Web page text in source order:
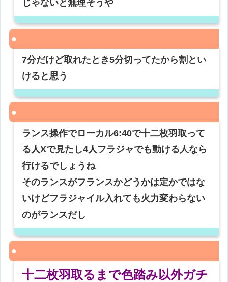
じゃないと無理そうや
7分だけど取れたとき5分切ってたから割とい
けると思う
ランス操作でローカル6:40で十二枚羽取って
る人Xで見たし4人フラジャでも動ける人なら
行けるでしょうね
そのランスがフランスかどうかは定かではな
いけどフラジャイル入れても火力変わらない
のがランスだし
十二枚羽取るまで色踏み以外ガチ